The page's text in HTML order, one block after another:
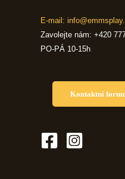
E-mail:
Zavolejte nám: +420 777
PO-PÁ 10-15h
Kontaktní